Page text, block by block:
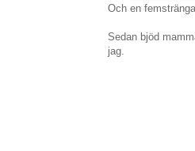
Och en
Sedan bjöd
jag.